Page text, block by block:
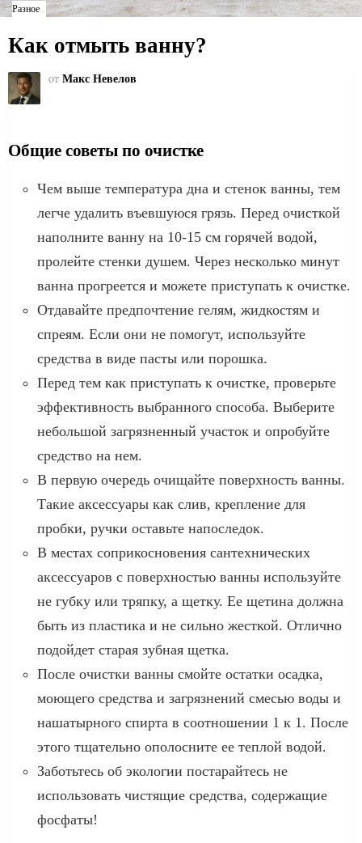
Разное
Как отмыть ванну?
от Макс Невелов
Общие советы по очистке
Чем выше температура дна и стенок ванны, тем
легче удалить въевшуюся грязь. Перед очисткой
наполните ванну на 10-15 см горячей водой,
пролейте стенки душем. Через несколько минут
ванна прогреется и можете приступать к очистке.
Отдавайте предпочтение гелям, жидкостям и
спреям. Если они не помогут, используйте
средства в виде пасты или порошка.
Перед тем как приступать к очистке, проверьте
эффективность выбранного способа. Выберите
небольшой загрязненный участок и опробуйте
средство на нем.
В первую очередь очищайте поверхность ванны.
Такие аксессуары как слив, крепление для
пробки, ручки оставьте напоследок.
В местах соприкосновения сантехнических
аксессуаров с поверхностью ванны используйте
не губку или тряпку, а щетку. Ее щетина должна
быть из пластика и не сильно жесткой. Отлично
подойдет старая зубная щетка.
После очистки ванны смойте остатки осадка,
моющего средства и загрязнений смесью воды и
нашатырного спирта в соотношении 1 к 1. После
этого тщательно ополосните ее теплой водой.
Заботьтесь об экологии постарайтесь не
использовать чистящие средства, содержащие
фосфаты!